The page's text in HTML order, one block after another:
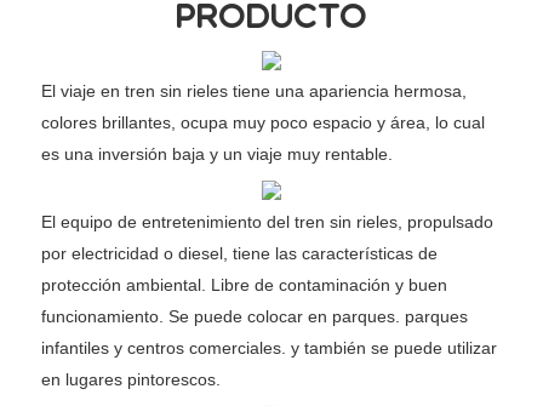
PRODUCTO
El viaje en tren sin rieles tiene una apariencia hermosa,
colores brillantes, ocupa muy poco espacio y área, lo cual
es una inversión baja y un viaje muy rentable.
El equipo de entretenimiento del tren sin rieles, propulsado
por electricidad o diesel, tiene las características de
protección ambiental. Libre de contaminación y buen
funcionamiento. Se puede colocar en parques. parques
infantiles y centros comerciales. y también se puede utilizar
en lugares pintorescos.